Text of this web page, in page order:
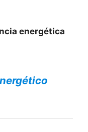
energética